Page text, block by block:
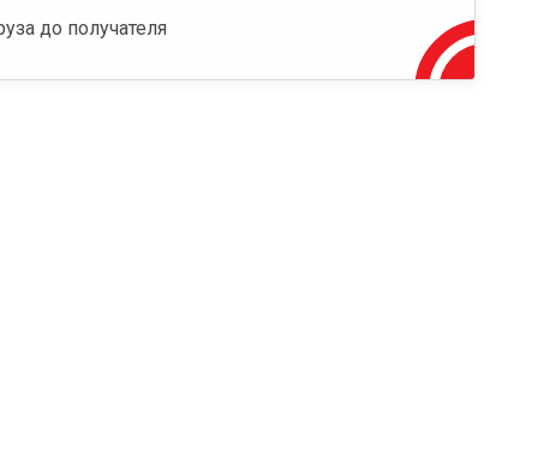
до получателя